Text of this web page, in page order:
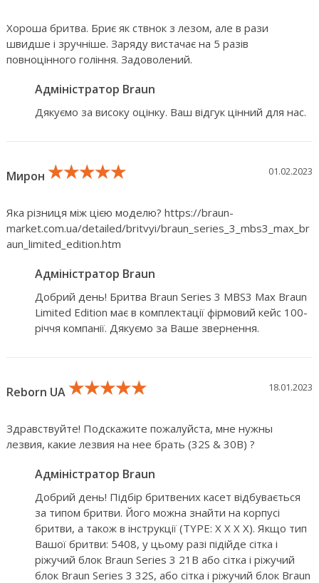
Хороша бритва. Бриє як ствнок з лезом, але в рази
швидше і зручніше. Заряду вистачає на 5 разів
повноцінного гоління. Задоволений.
Адміністратор Braun
Дякуємо за високу оцінку. Ваш відгук цінний для нас.
Мирон ★★★★★
★★★★★
★★★★★ 01.02.2023
Яка різниця між цією моделю? https://braun-
market.com.ua/detailed/britvyi/braun_series_3_mbs3_max_br
aun_limited_edition.htm
Адміністратор Braun
Добрий день! Бритва Braun Series 3 MBS3 Max Braun
Limited Edition має в комплектації фірмовий кейс 100-
річчя компанії. Дякуємо за Ваше звернення.
Reborn UA ★★★★★
★★★★★
★★★★★ 18.01.2023
Здравствуйте! Подскажите пожалуйста, мне нужны
лезвия, какие лезвия на нее брать (32S & 30B) ?
Адміністратор Braun
Добрий день! Підбір бритвених касет відбувається
за типом бритви. Його можна знайти на корпусі
бритви, а також в інструкції (TYPE: X X X X). Якщо тип
Вашої бритви: 5408, у цьому разі підійде сітка і
ріжучий блок Braun Series 3 21B або сітка і ріжучий
блок Braun Series 3 32S, або сітка і ріжучий блок Braun